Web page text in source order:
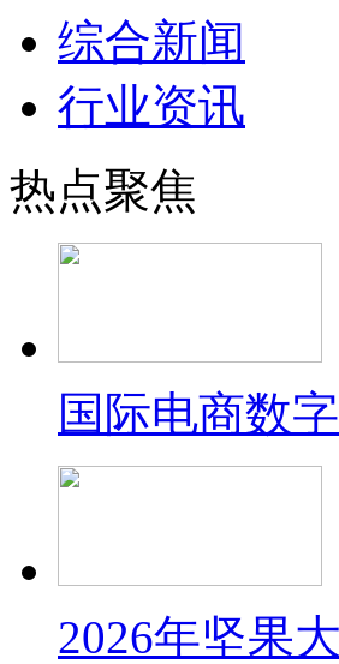
综合新闻
行业资讯
热点聚焦
国际电商数
2026年坚果